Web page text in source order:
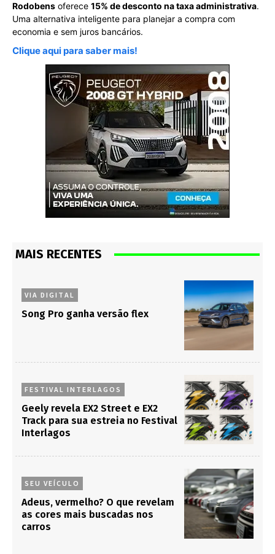
Rodobens oferece 15% de desconto na taxa administrativa.
Uma alternativa inteligente para planejar a compra com
economia e sem juros bancários.
Clique aqui para saber mais!
MAIS RECENTES
VIA DIGITAL
Song Pro ganha versão flex
FESTIVAL INTERLAGOS
Geely revela EX2 Street e EX2
Track para sua estreia no Festival
Interlagos
SEU VEÍCULO
Adeus, vermelho? O que revelam
as cores mais buscadas nos
carros